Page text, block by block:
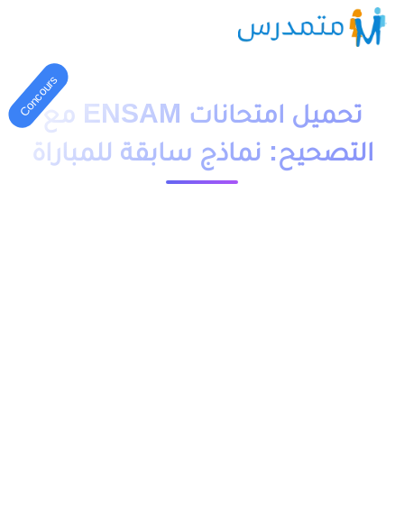
Concoursتحميل امتحانات ENSAM مع
التصحيح: نماذج سابقة للمباراة